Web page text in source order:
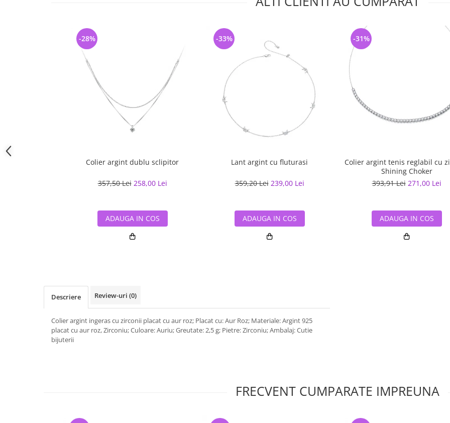
Colier argint dublu sclipitor
357,50 Lei 258,00 Lei
-28%
ADAUGA IN COS
Lant argint cu fluturasi
359,20 Lei 239,00 Lei
-33%
ADAUGA IN COS
Colier argint tenis reglabil cu
Shining Choker
393,91 Lei 271,00 Lei
-31%
ADAUGA IN COS
Descriere Review-uri (0)
Colier argint ingeras cu zirconii placat cu aur roz; Placat cu: Aur Roz; Materiale: Argint 925
placat cu aur roz, Zirconiu; Culoare: Auriu; Greutate: 2,5 g; Pietre: Zirconiu; Ambalaj: Cutie
bijuterii
FRECVENT CUMPARATE IMPREUNA